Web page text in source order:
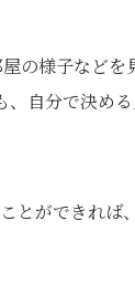
の様子などを
自分で決め
とができれば